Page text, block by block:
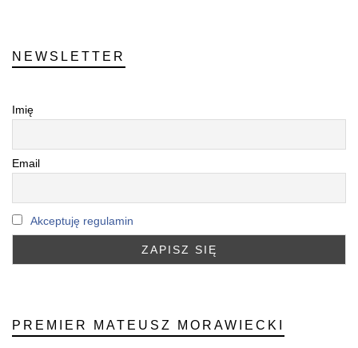
NEWSLETTER
Imię
Email
Akceptuję regulamin
PREMIER MATEUSZ MORAWIECKI